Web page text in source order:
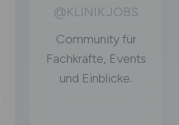
@KLINIK.JOBS
Community für
Fachkräfte, Events
und Einblicke.